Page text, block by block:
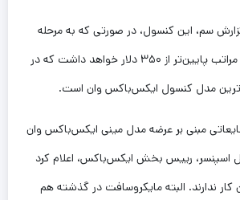
سم، این کنسول، در صورتی که به مرحله
تولید برسد، قیمتی به مراتب پایین‌تر از ۳۵۰ دلار خواهد داشت که در
مدل کنسول ایکس‌باکس وان است.
مبنی بر عرضه مدل مینی ایکس‌باکس وان
اسپنسر، رییس بخش ایکس‌باکس، اعلام کرد
کار ندارند. البته مایکروسافت در گذشته هم